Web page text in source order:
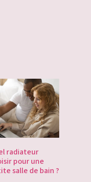
radiateur
pour une
salle de bain ?